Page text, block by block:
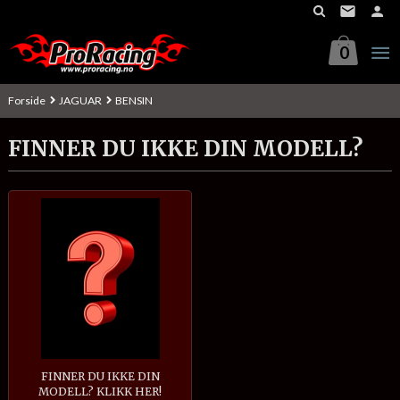
innholdet
0
Forside JAGUAR BENSIN
FINNER DU IKKE DIN MODELL?
FINNER DU IKKE DIN
MODELL? KLIKK HER!